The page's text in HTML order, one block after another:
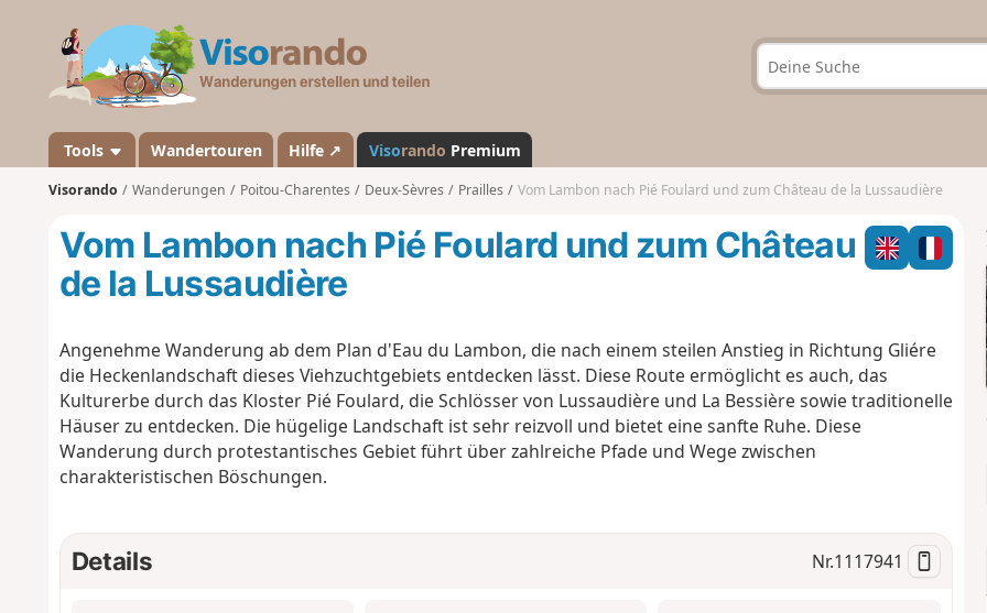
a
n
d
Tools Wandertouren Hilfe ↗ Visorando Premium
Visorando Wanderungen Poitou-Charentes Deux-Sèvres Prailles Vom Lambon nach Pié Foulard und zum Château de la Lussaudière
Vom Lambon nach Pié Foulard und zum Château
de la Lussaudière
Angenehme Wanderung ab dem Plan d'Eau du Lambon, die nach einem steilen Anstieg in Richtung Gliére
die Heckenlandschaft dieses Viehzuchtgebiets entdecken lässt. Diese Route ermöglicht es auch, das
Kulturerbe durch das Kloster Pié Foulard, die Schlösser von Lussaudière und La Bessière sowie traditionelle
Häuser zu entdecken. Die hügelige Landschaft ist sehr reizvoll und bietet eine sanfte Ruhe. Diese
Wanderung durch protestantisches Gebiet führt über zahlreiche Pfade und Wege zwischen
charakteristischen Böschungen.
Details Nr.1117941